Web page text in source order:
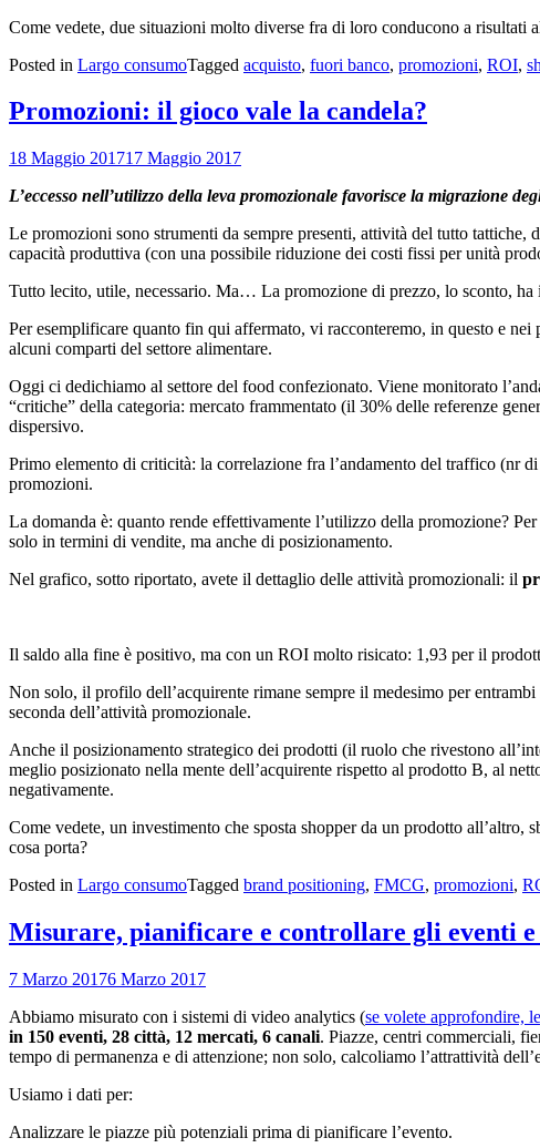
Come vedete, due situazioni molto diverse fra di loro conducono a
Posted in Largo consumoTagged acquisto, fuori banco, promozioni, ROI,
Promozioni: il gioco vale la candela?
18 Maggio 201717 Maggio 2017
L’eccesso nell’utilizzo della leva promozionale favorisce la migrazione
Le promozioni sono strumenti da sempre presenti, attività del tutto tattiche,
capacità produttiva (con una possibile riduzione dei costi fissi per unità
Tutto lecito, utile, necessario. Ma… La promozione di prezzo, lo sconto,
Per esemplificare quanto fin qui affermato, vi racconteremo, in questo e nei
alcuni comparti del settore alimentare.
Oggi ci dedichiamo al settore del food confezionato. Viene monitorato
“critiche” della categoria: mercato frammentato (il 30% delle referenze
dispersivo.
Primo elemento di criticità: la correlazione fra l’andamento del traffico (nr
promozioni.
La domanda è: quanto rende effettivamente l’utilizzo della promozione?
solo in termini di vendite, ma anche di posizionamento.
Nel grafico, sotto riportato, avete il dettaglio delle attività promozionali: il
Il saldo alla fine è positivo, ma con un ROI molto risicato: 1,93 per il
Non solo, il profilo dell’acquirente rimane sempre il medesimo per
seconda dell’attività promozionale.
Anche il posizionamento strategico dei prodotti (il ruolo che rivestono
meglio posizionato nella mente dell’acquirente rispetto al prodotto B, al
negativamente.
Come vedete, un investimento che sposta shopper da un prodotto
cosa porta?
Posted in Largo consumoTagged brand positioning, FMCG, promozioni,
Misurare, pianificare e controllare gli eventi
7 Marzo 20176 Marzo 2017
Abbiamo misurato con i sistemi di video analytics (se volete approfondire,
in 150 eventi, 28 città, 12 mercati, 6 canali. Piazze, centri commerciali,
tempo di permanenza e di attenzione; non solo, calcoliamo l’attrattività
Usiamo i dati per:
Analizzare le piazze più potenziali prima di pianificare l’evento.